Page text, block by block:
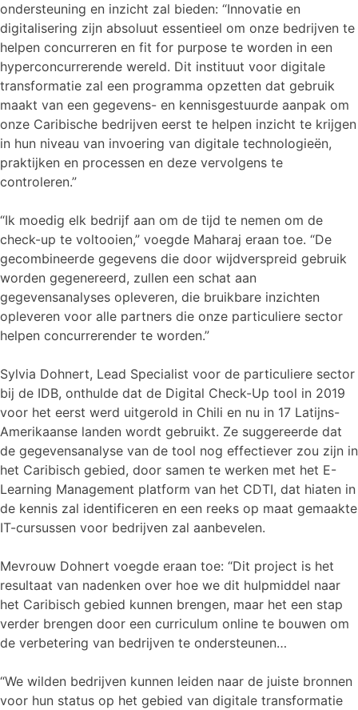
ondersteuning en inzicht zal bieden: “Innovatie en
digitalisering zijn absoluut essentieel om onze bedrijven te
helpen concurreren en fit for purpose te worden in een
hyperconcurrerende wereld. Dit instituut voor digitale
transformatie zal een programma opzetten dat gebruik
maakt van een gegevens- en kennisgestuurde aanpak om
onze Caribische bedrijven eerst te helpen inzicht te krijgen
in hun niveau van invoering van digitale technologieën,
praktijken en processen en deze vervolgens te
controleren.”
“Ik moedig elk bedrijf aan om de tijd te nemen om de
check-up te voltooien,” voegde Maharaj eraan toe. “De
gecombineerde gegevens die door wijdverspreid gebruik
worden gegenereerd, zullen een schat aan
gegevensanalyses opleveren, die bruikbare inzichten
opleveren voor alle partners die onze particuliere sector
helpen concurrerender te worden.”
Sylvia Dohnert, Lead Specialist voor de particuliere sector
bij de IDB, onthulde dat de Digital Check-Up tool in 2019
voor het eerst werd uitgerold in Chili en nu in 17 Latijns-
Amerikaanse landen wordt gebruikt. Ze suggereerde dat
de gegevensanalyse van de tool nog effectiever zou zijn in
het Caribisch gebied, door samen te werken met het E-
Learning Management platform van het CDTI, dat hiaten in
de kennis zal identificeren en een reeks op maat gemaakte
IT-cursussen voor bedrijven zal aanbevelen.
Mevrouw Dohnert voegde eraan toe: “Dit project is het
resultaat van nadenken over hoe we dit hulpmiddel naar
het Caribisch gebied kunnen brengen, maar het een stap
verder brengen door een curriculum online te bouwen om
de verbetering van bedrijven te ondersteunen…
“We wilden bedrijven kunnen leiden naar de juiste bronnen
voor hun status op het gebied van digitale transformatie